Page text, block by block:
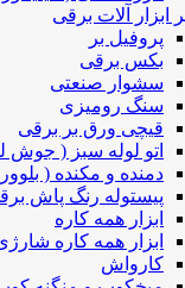
ابزار آلات برقی
پروفیل بر
بکس برقی
سشوار صنعتی
سنگ رومیزی
قیچی ورق بر برقی
اتو لوله سبز ( جوش
دمنده و مکنده (
پیستوله رنگ پاش
ابزار همه کاره
ابزار همه کاره
کارواش